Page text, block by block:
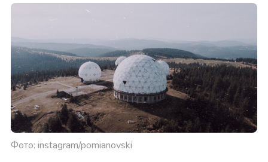
Фото: instagram/pomianovski